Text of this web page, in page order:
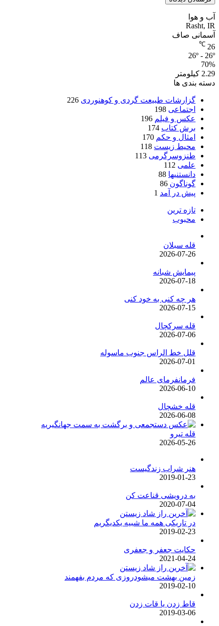
آب و هوا
Rasht, IR
آسمانی صاف
26
℃
26º - 26º
70%
2.29 کیلومتر
دسته بندی ها
گزارشات طبیعت گردی و کوهنوردی 226
اجتماعی 198
عکس و فیلم 196
برش کتاب 174
امثال و حکم 170
محیط زیست 118
طنزوسرگرمی 113
علمی 112
دانستنیها 88
گوناگون 86
پیش در آمد 1
تازه ترین
محبوب
قله سبلان
2026-07-26
پیمایش شبانه
2026-07-18
هر چه کنی به خود کنی
2026-07-15
قله سرکچال
2026-07-06
قلل خط الراس جنوب ماسوله
2026-07-01
فرمانفرمای عالم
2026-06-10
قله خشچال
2026-06-08
قله تیرو
2026-05-26
هنر شراب زندگیست
2019-01-23
به درویشی قناعت کن
2020-07-04
در تاریکی همه ما شبیه یکدیگریم
2019-02-23
حکایت جعفر و جعفری
2021-04-24
زمین بهشت میشودروزی که مردم بفهمند
2019-02-10
قاط زدن یا قات زدن
2019-03-06